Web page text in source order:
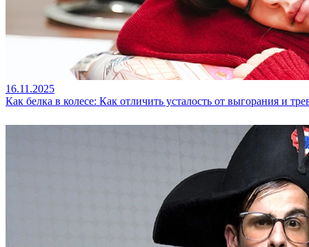
16.11.2025
Как белка в колесе: Как отличить усталость от выгорания и